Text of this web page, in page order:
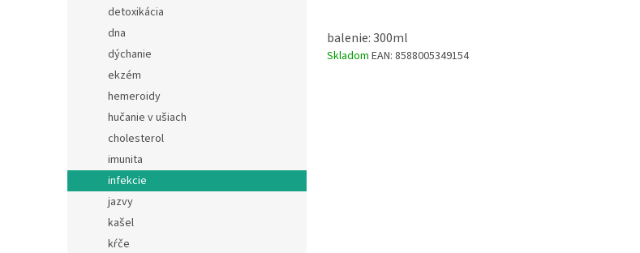
detoxikácia
dna
dýchanie
ekzém
hemeroidy
hučanie v ušiach
cholesterol
imunita
infekcie
jazvy
kašel
kŕče
balenie: 300ml
Skladom EAN: 8588005349154